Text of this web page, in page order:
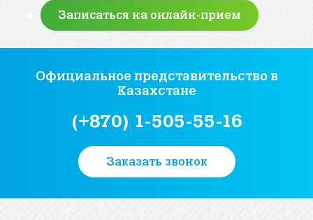
Официальное представительство в
Казахстане
(+870) 1-505-55-16
Заказать звонок